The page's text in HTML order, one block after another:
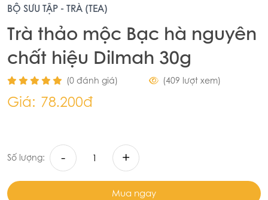
BỘ SƯU TẬP - TRÀ (TEA)
Trà thảo mộc Bạc hà nguyên
chất hiệu Dilmah 30g
(0 đánh giá) (409 lượt xem)
Giá: 78.200đ
Số lượng: - +
Mua ngay